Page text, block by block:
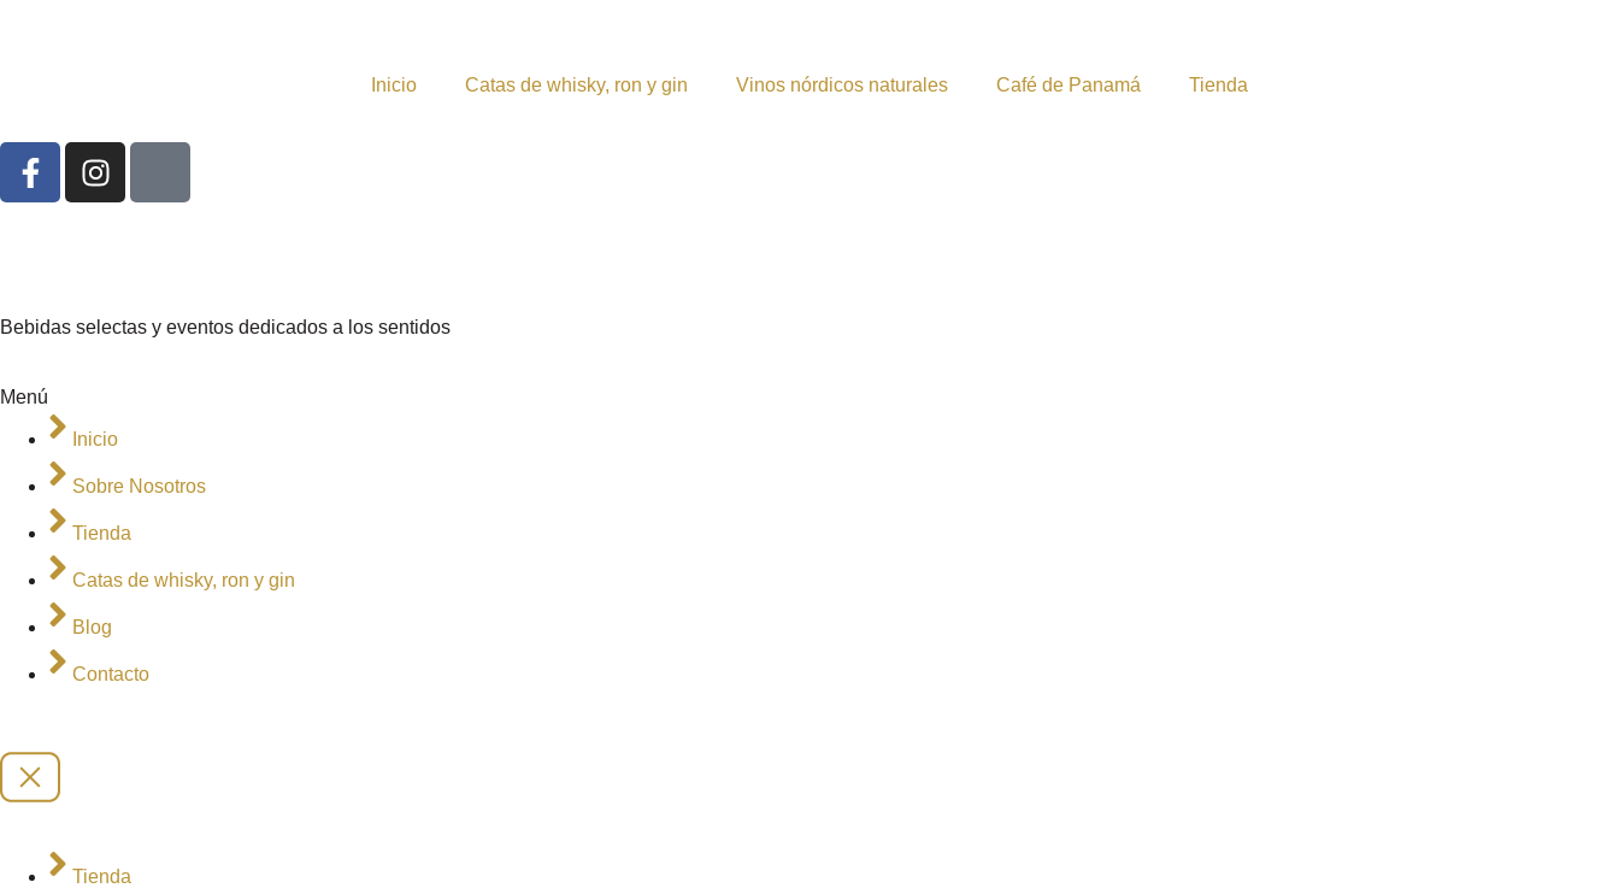
Inicio Catas de whisky, ron y gin Vinos nórdicos naturales Café de Panamá Tienda
Bebidas selectas y eventos dedicados a los sentidos
Menú
Inicio
Sobre Nosotros
Tienda
Catas de whisky, ron y gin
Blog
Contacto
Tienda